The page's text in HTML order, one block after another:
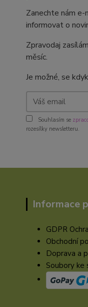
Zanechte nám e-
informovat o
Zpravodaj
měsíc.
Je možné, se
Souhlasím se
rozesílky newsletteru.
Informace
GDPR
Obchodní
Doprava a
Soubory ke